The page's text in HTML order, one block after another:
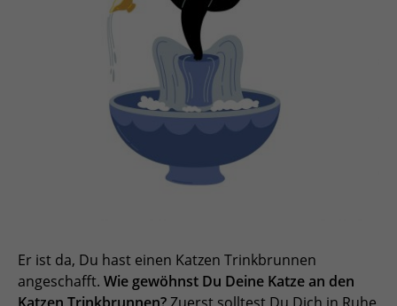
Er ist da, Du hast einen Katzen Trinkbrunnen
angeschafft. Wie gewöhnst Du Deine Katze an den